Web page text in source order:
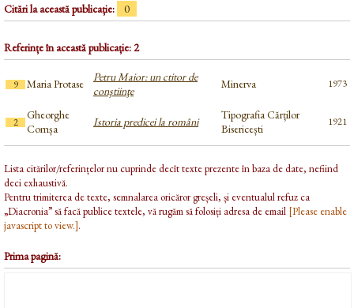
Citări la această publicație: 0
Referințe în această publicație: 2
9 Maria Protase
Petru Maior: un ctitor de
conştiinţe
Minerva 1973
2
Gheorghe
Comșa
Istoria predicei la români
Tipografia Cărților
Bisericești
1921
Lista citărilor/referințelor nu cuprinde decît texte prezente în baza de date, nefiind
deci exhaustivă.
Pentru trimiterea de texte, semnalarea oricăror greșeli, și eventualul refuz ca
„Diacronia” să facă publice textele, vă rugăm să folosiți adresa de email [Please enable
javascript to view.].
Prima pagină: